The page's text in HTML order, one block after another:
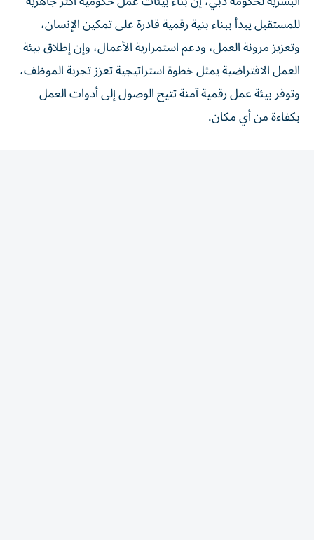
للمستقبل يبدأ ببناء بنية رقمية قادرة على تمكين الإنسان،
وتعزيز مرونة العمل، ودعم استمرارية الأعمال، وإن إطلاق بيئة
العمل الافتراضية يمثل خطوة استراتيجية تعزز تجربة الموظف،
وتوفر بيئة عمل رقمية آمنة تتيح الوصول إلى أدوات العمل
بكفاءة من أي مكان.